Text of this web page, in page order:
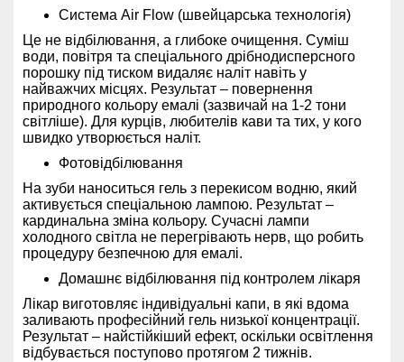
Система Air Flow (швейцарська технологія)
Це не відбілювання, а глибоке очищення. Суміш
води, повітря та спеціального дрібнодисперсного
порошку під тиском видаляє наліт навіть у
найважчих місцях. Результат – повернення
природного кольору емалі (зазвичай на 1-2 тони
світліше). Для курців, любителів кави та тих, у кого
швидко утворюється наліт.
Фотовідбілювання
На зуби наноситься гель з перекисом водню, який
активується спеціальною лампою. Результат –
кардинальна зміна кольору. Сучасні лампи
холодного світла не перегрівають нерв, що робить
процедуру безпечною для емалі.
Домашнє відбілювання під контролем лікаря
Лікар виготовляє індивідуальні капи, в які вдома
заливають професійний гель низької концентрації.
Результат – найстійкіший ефект, оскільки освітлення
відбувається поступово протягом 2 тижнів.